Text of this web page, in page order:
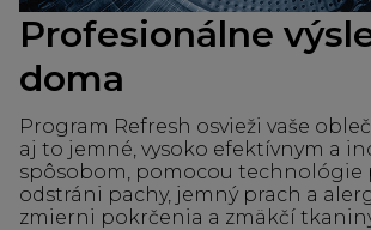
Profesionálne
doma
Program Refresh osvieži vaše
aj to jemné, vysoko efektívnym a
spôsobom, pomocou technológie
odstráni pachy, jemný prach a
zmierni pokrčenia a zmäkčí